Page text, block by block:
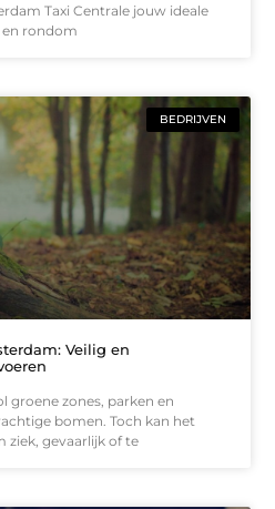
Taxi Centrale jouw ideale
rondom
BEDRIJVEN
Veilig en
groene zones, parken en
bomen. Toch kan het
ziek, gevaarlijk of te